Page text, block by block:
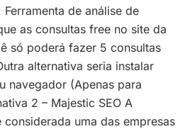
de análise de
as consultas free no site da
só poderá fazer 5 consultas
alternativa seria instalar
navegador (Apenas para
2 – Majestic SEO A
considerada uma das empresas